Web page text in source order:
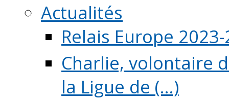
Actualités
Relais Europe
Charlie, volontaire
la Ligue de (...)